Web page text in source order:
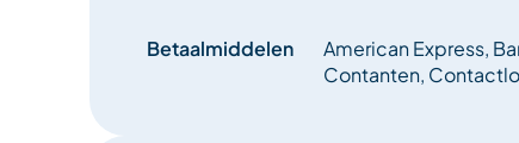
Regionale producten
Betaalmiddelen
American Express,
Contanten,